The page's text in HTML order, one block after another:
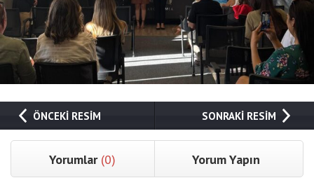
ÖNCEKİ RESİM SONRAKİ RESİM
Yorumlar (0) Yorum Yapın